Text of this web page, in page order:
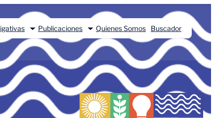
Publicaciones Quienes Somos Buscador